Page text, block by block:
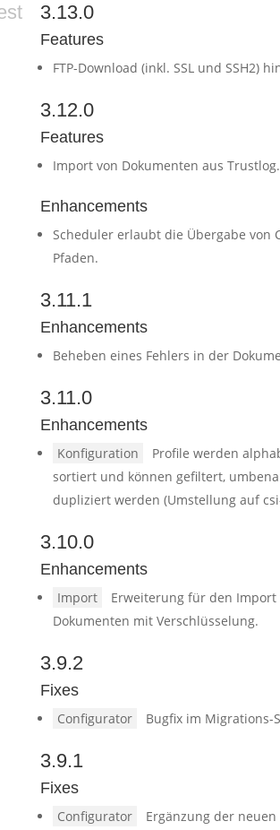
3.13.0
Features
FTP-Download (inkl. SSL und SSH2)
3.12.0
Features
Import von Dokumenten aus Trustlog.
Enhancements
Scheduler erlaubt die Übergabe von
Pfaden.
3.11.1
Enhancements
Beheben eines Fehlers in der
3.11.0
Enhancements
Konfiguration
Profile werden
sortiert und können gefiltert,
dupliziert werden (Umstellung auf
3.10.0
Enhancements
Import
Erweiterung für den Import
Dokumenten mit Verschlüsselung.
3.9.2
Fixes
Configurator Bugfix im Migrations-
3.9.1
Fixes
Configurator
Ergänzung der